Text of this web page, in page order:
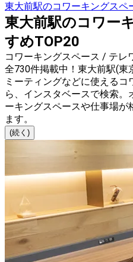
東大前駅のコワーキングスペ
東大前駅のコワー
すめTOP20
コワーキングスペース / テレ
全730件掲載中！東大前駅(東
ミーティングなどに使える
ら、インスタベースで検索
ーキングスペースや仕事場が
ます。
(続く)